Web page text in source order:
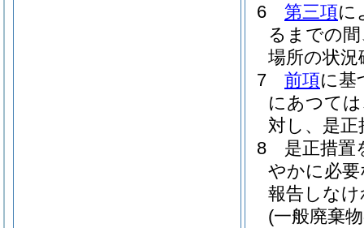
6
第三項に
るまでの
場所の状
7
前項に基
にあつて
対し、是
8
是正措置
やかに必
報告しな
(一般廃棄